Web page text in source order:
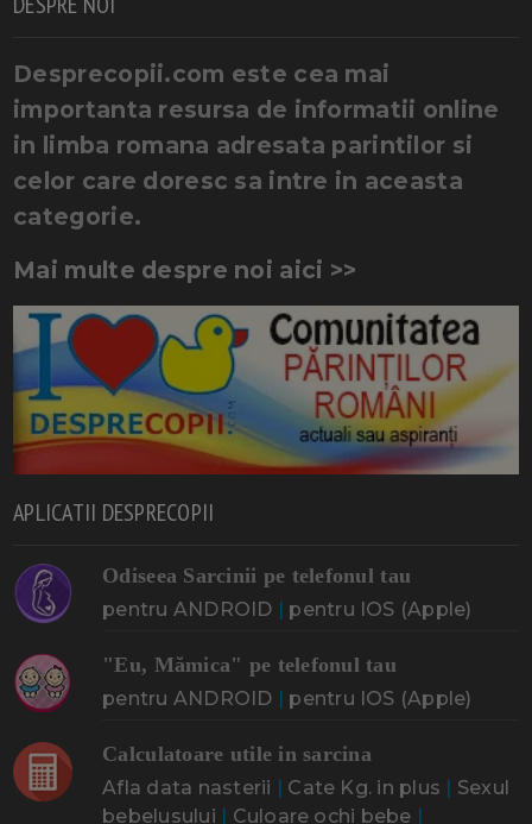
Desprecopii.com este cea mai
importanta resursa de informatii online
in limba romana adresata parintilor si
celor care doresc sa intre in aceasta
categorie.
Mai multe despre noi aici >>
APLICATII DESPRECOPII
Odiseea Sarcinii pe telefonul tau
pentru ANDROID | pentru IOS (Apple)
"Eu, Mămica" pe telefonul tau
pentru ANDROID | pentru IOS (Apple)
Calculatoare utile in sarcina
Afla data nasterii | Cate Kg. in plus | Sexul
bebelusului | Culoare ochi bebe |